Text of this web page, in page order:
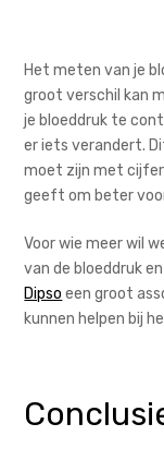
Het meten van je
groot verschil kan
je bloeddruk te
er iets verandert.
moet zijn met
geeft om beter
Voor wie meer wil
van de bloeddruk
Dipso een groot
kunnen helpen bij